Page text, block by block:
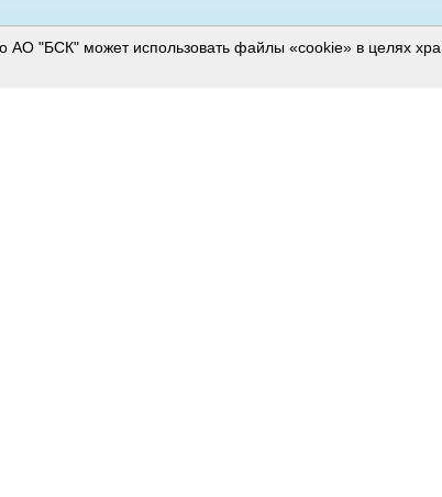
АО "БСК" может использовать файлы «cookie» в целях